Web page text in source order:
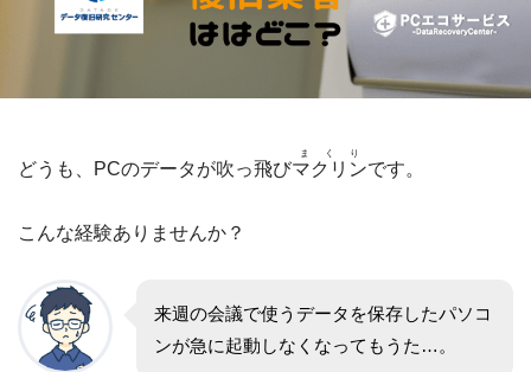
どうも、PCのデータが吹っ飛びマクリン
まくり
です。
こんな経験ありませんか？
来週の会議で使うデータを保存したパソコ
ンが急に起動しなくなってもうた…。